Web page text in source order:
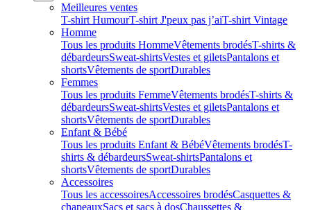
Meilleures ventes
T-shirt HumourT-shirt J'peux pas j’aiT-shirt Vintage
Homme
Tous les produits HommeVêtements brodésT-shirts &
débardeursSweat-shirtsVestes et giletsPantalons et
shortsVêtements de sportDurables
Femmes
Tous les produits FemmeVêtements brodésT-shirts &
débardeursSweat-shirtsVestes et giletsPantalons et
shortsVêtements de sportDurables
Enfant & Bébé
Tous les produits Enfant & BébéVêtements brodésT-
shirts & débardeursSweat-shirtsPantalons et
shortsVêtements de sportDurables
Accessoires
Tous les accessoiresAccessoires brodésCasquettes &
chapeauxSacs et sacs à dosChaussettes &